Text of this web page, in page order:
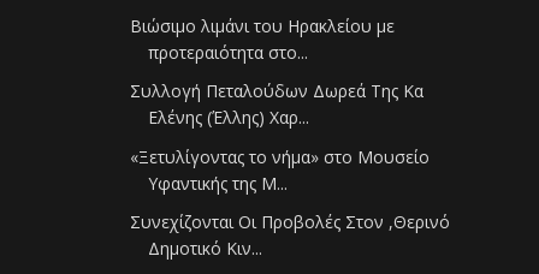
Βιώσιμο λιμάνι του Ηρακλείου με
προτεραιότητα στο...
Συλλογή Πεταλούδων Δωρεά Της Κα
Ελένης (Έλλης) Χαρ...
«Ξετυλίγοντας το νήμα» στο Μουσείο
Υφαντικής της Μ...
Συνεχίζονται Οι Προβολές Στον ,Θερινό
Δημοτικό Κιν...